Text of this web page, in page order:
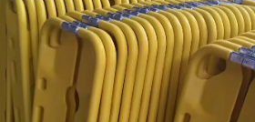
PRODUKTE
ÜBER
UNS